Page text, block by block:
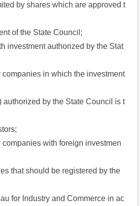
by shares which are approved t
of the State Council;
investment authorized by the Stat
in which the investment
authorized by the State Council is t
with foreign investmen
that should be registered by the
for Industry and Commerce in ac